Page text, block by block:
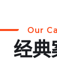
Our
经典